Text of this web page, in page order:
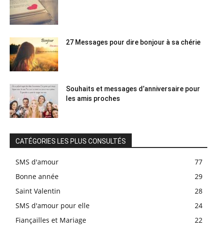
27 Messages pour dire bonjour à sa chérie
Souhaits et messages d’anniversaire pour
les amis proches
CATÉGORIES LES PLUS CONSULTÉS
SMS d'amour
77
Bonne année
29
Saint Valentin
28
SMS d'amour pour elle
24
Fiançailles et Mariage
22